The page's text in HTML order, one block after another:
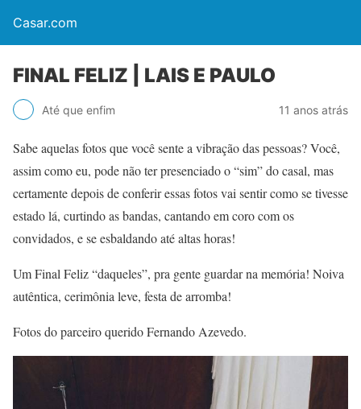
Casar.com
FINAL FELIZ | LAIS E PAULO
Até que enfim 11 anos atrás
Sabe aquelas fotos que você sente a vibração das pessoas? Você,
assim como eu, pode não ter presenciado o “sim” do casal, mas
certamente depois de conferir essas fotos vai sentir como se tivesse
estado lá, curtindo as bandas, cantando em coro com os
convidados, e se esbaldando até altas horas!
Um Final Feliz “daqueles”, pra gente guardar na memória! Noiva
autêntica, cerimônia leve, festa de arromba!
Fotos do parceiro querido Fernando Azevedo.